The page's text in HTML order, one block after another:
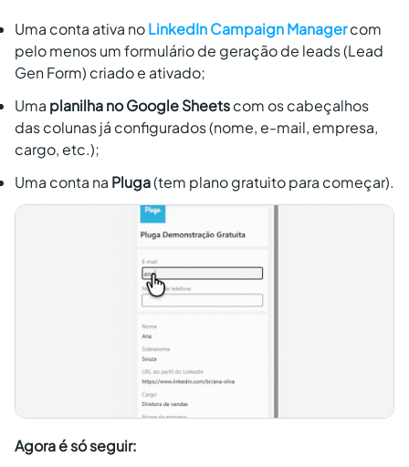
Uma conta ativa noLinkedIn Campaign Managercom
pelo menos um formulário de geração de leads (Lead
Gen Form) criado e ativado;
Uma planilha no Google Sheetscom os cabeçalhos
das colunas já configurados (nome, e-mail, empresa,
cargo, etc.);
Uma conta na Pluga(tem plano gratuito para começar).
Agora é só seguir: